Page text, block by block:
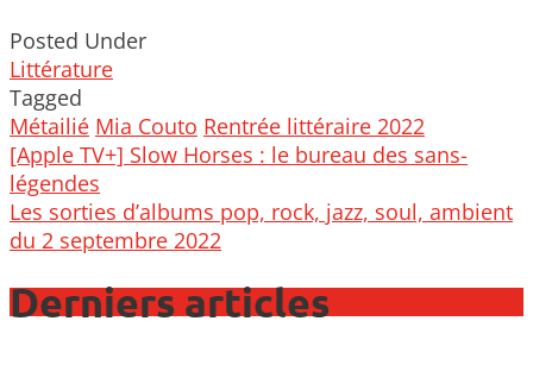
Posted Under
Littérature
Tagged
Métailié Mia Couto Rentrée littéraire 2022
Post
navigation
[Apple TV+] Slow Horses : le bureau des sans-
légendes
Les sorties d’albums pop, rock, jazz, soul, ambient
du 2 septembre 2022
Derniers articles